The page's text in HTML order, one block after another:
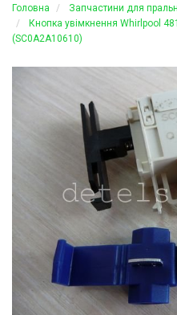
Головна Запчастини для
Кнопка увімкнення Whirlpool
(SC0A2A10610)